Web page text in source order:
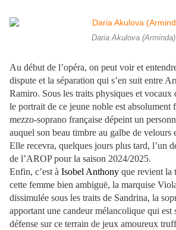
Daria Akulova (Arminda)
Au début de l’opéra, on peut voir et
dispute et la séparation qui s’en suit entre
Ramiro. Sous les traits physiques et vocaux
le portrait de ce jeune noble est absolument
mezzo-soprano française dépeint un
auquel son beau timbre au galbe de velours
Elle recevra, quelques jours plus tard, l’un
de l’AROP pour la saison 2024/2025.
Enfin, c’est à Isobel Anthony que revient la
cette femme bien ambiguë, la marquise
dissimulée sous les traits de Sandrina, la
apportant une candeur mélancolique qui est
défense sur ce terrain de jeux amoureux